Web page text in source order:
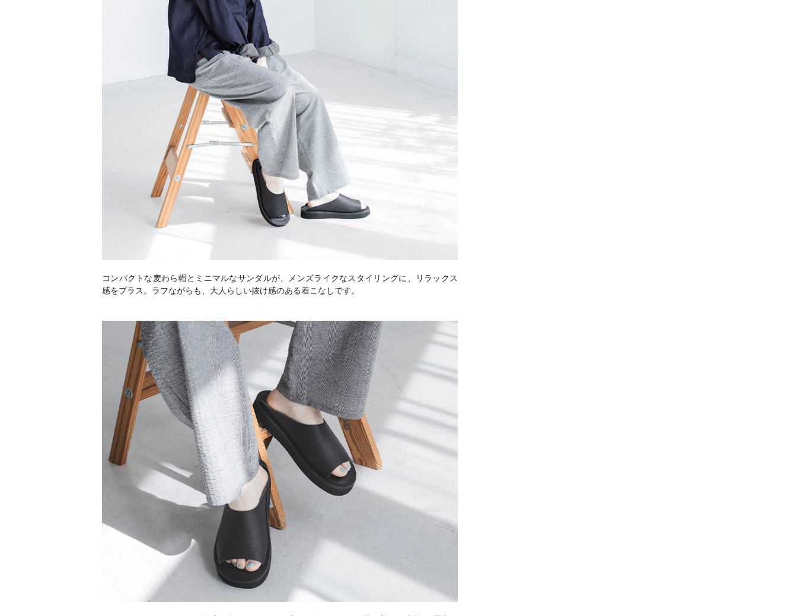
コンパクトな麦わら帽とミニマルなサンダルが、メンズライクなスタイリングに、リラックス
感をプラス。ラフながらも、大人らしい抜け感のある着こなしです。